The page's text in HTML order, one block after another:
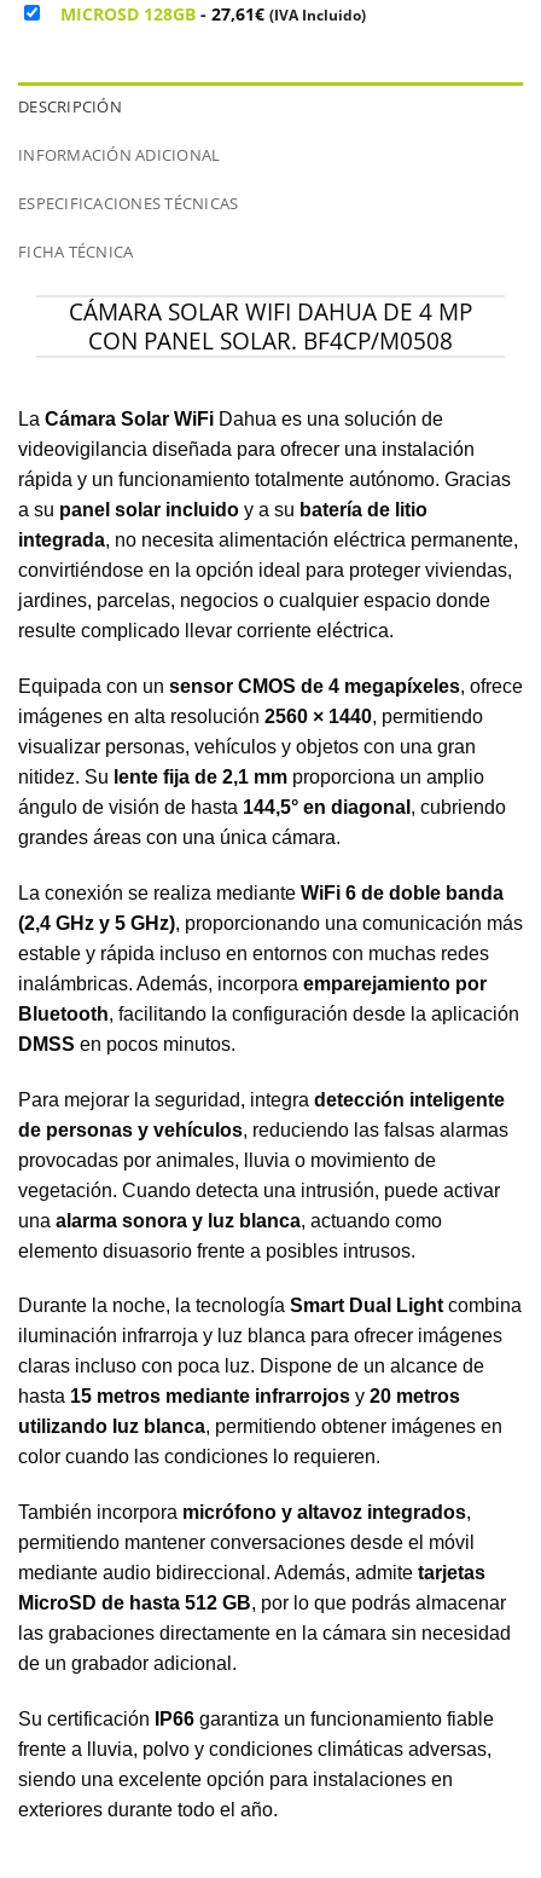
MICROSD 128GB - 27,61€ (IVA Incluido)
DESCRIPCIÓN
INFORMACIÓN ADICIONAL
ESPECIFICACIONES TÉCNICAS
FICHA TÉCNICA
CÁMARA SOLAR WIFI DAHUA DE 4 MP
CON PANEL SOLAR. BF4CP/M0508
La Cámara Solar WiFi Dahua es una solución de
videovigilancia diseñada para ofrecer una instalación
rápida y un funcionamiento totalmente autónomo. Gracias
a su panel solar incluido y a su batería de litio
integrada, no necesita alimentación eléctrica permanente,
convirtiéndose en la opción ideal para proteger viviendas,
jardines, parcelas, negocios o cualquier espacio donde
resulte complicado llevar corriente eléctrica.
Equipada con un sensor CMOS de 4 megapíxeles, ofrece
imágenes en alta resolución 2560 × 1440, permitiendo
visualizar personas, vehículos y objetos con una gran
nitidez. Su lente fija de 2,1 mm proporciona un amplio
ángulo de visión de hasta 144,5° en diagonal , cubriendo
grandes áreas con una única cámara.
La conexión se realiza mediante WiFi 6 de doble banda
(2,4 GHz y 5 GHz), proporcionando una comunicación más
estable y rápida incluso en entornos con muchas redes
inalámbricas. Además, incorpora emparejamiento por
Bluetooth, facilitando la configuración desde la aplicación
DMSS en pocos minutos.
Para mejorar la seguridad, integra detección inteligente
de personas y vehículos, reduciendo las falsas alarmas
provocadas por animales, lluvia o movimiento de
vegetación. Cuando detecta una intrusión, puede activar
una alarma sonora y luz blanca, actuando como
elemento disuasorio frente a posibles intrusos.
Durante la noche, la tecnología Smart Dual Light combina
iluminación infrarroja y luz blanca para ofrecer imágenes
claras incluso con poca luz. Dispone de un alcance de
hasta 15 metros mediante infrarrojos y 20 metros
utilizando luz blanca, permitiendo obtener imágenes en
color cuando las condiciones lo requieren.
También incorpora micrófono y altavoz integrados,
permitiendo mantener conversaciones desde el móvil
mediante audio bidireccional. Además, admite tarjetas
MicroSD de hasta 512 GB, por lo que podrás almacenar
las grabaciones directamente en la cámara sin necesidad
de un grabador adicional.
Su certificación IP66 garantiza un funcionamiento fiable
frente a lluvia, polvo y condiciones climáticas adversas,
siendo una excelente opción para instalaciones en
exteriores durante todo el año.